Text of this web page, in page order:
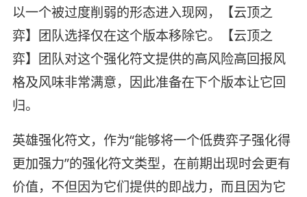
以一个被过度削弱的形态进入现网，【云顶之
弈】团队选择仅在这个版本移除它。【云顶之
弈】团队对这个强化符文提供的高风险高回报风
格及风味非常满意，因此准备在下个版本让它回
归。
英雄强化符文，作为“能够将一个低费弈子强化得
更加强力”的强化符文类型，在前期出现时会更有
价值，不但因为它们提供的即战力，而且因为它